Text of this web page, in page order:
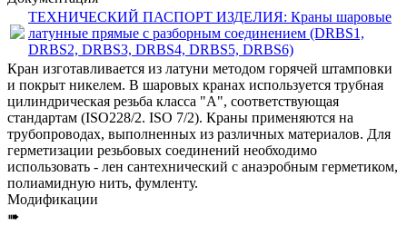
ТЕХНИЧЕСКИЙ ПАСПОРТ ИЗДЕЛИЯ: Краны шаровые
латунные прямые с разборным соединением (DRBS1,
DRBS2, DRBS3, DRBS4, DRBS5, DRBS6)
Кран изготавливается из латуни методом горячей штамповки
и покрыт никелем. В шаровых кранах используется трубная
цилиндрическая резьба класса "А", соответствующая
стандартам (ISO228/2. ISO 7/2). Краны применяются на
трубопроводах, выполненных из различных материалов. Для
герметизации резьбовых соединений необходимо
использовать - лен сантехнический с анаэробным герметиком,
полиамидную нить, фумленту.
Модификации
➠